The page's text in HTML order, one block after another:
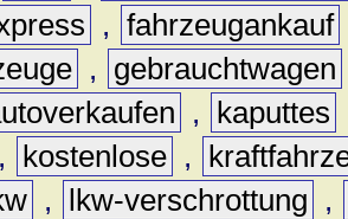
, fahrzeugankauf
, gebrauchtwagen
, kaputtes
, kostenlose ,
, lkw-verschrottung
,